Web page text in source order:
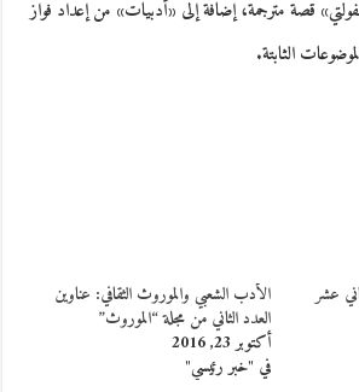
قصة مترجمة، إضافة إلى «أدبيات» من إعداد فواز
الثابتة.
عشر
الأدب الشعبي والموروث الثقافي: عناوين
العدد الثاني من مجلة “الموروث”
أكتوبر 23, 2016
في "خبر رئيسي"